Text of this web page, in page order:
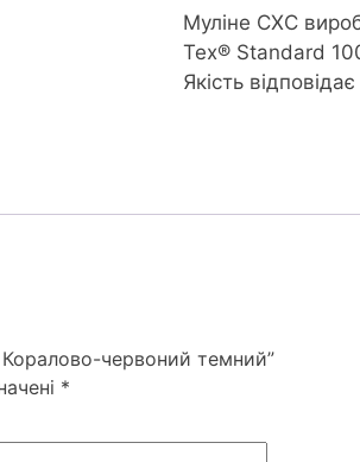
Муліне CXC
Tex® Standard
Якість
червоний темний”
*